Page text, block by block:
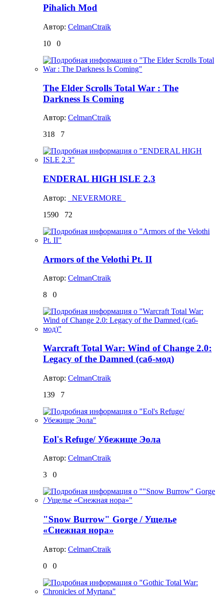
Pihalich Mod
Автор: CelmanCtraik
10
0
The Elder Scrolls Total War : The
Darkness Is Coming
Автор: CelmanCtraik
318
7
ENDERAL HIGH ISLE 2.3
Автор:
_NEVERMORE_
1590
72
Armors of the Velothi Pt. II
Автор: CelmanCtraik
8
0
Warcraft Total War: Wind of Change 2.0:
Legacy of the Damned (саб-мод)
Автор: CelmanCtraik
139
7
Eol's Refuge/ Убежище Эола
Автор: CelmanCtraik
3
0
"Snow Burrow" Gorge / Ущелье
«Снежная нора»
Автор: CelmanCtraik
0
0